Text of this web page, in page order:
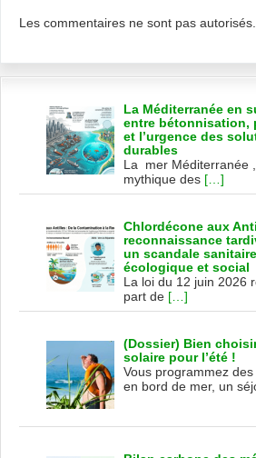
Les commentaires ne sont pas autorisés.
La Méditerranée en
entre bétonnisation,
et l’urgence des
durables
La mer Méditerranée
mythique des […]
Chlordécone aux
reconnaissance
un scandale
écologique et social
La loi du 12 juin 2026
part de […]
(Dossier) Bien
solaire pour l’été !
Vous programmez
en bord de mer, un